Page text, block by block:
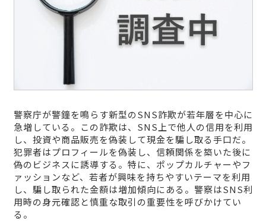
警察庁が警鐘を鳴らす新型のSNS詐欺が若年層を中心に
急増している。この詐欺は、SNS上で他人の信用を利用
し、投資や商品販売を偽装して現金を騙し取る手口だ。
犯罪者はプロフィールを偽装し、信頼関係を築いた後に
偽のビジネスに誘導する。特に、ポップカルチャーやフ
ァッションなど、若者が興味を持ちやすいテーマを利用
し、騙し取られた金額は増加傾向にある。警察はSNS利
用時の身元確認と慎重な取引の重要性を呼びかけてい
る。